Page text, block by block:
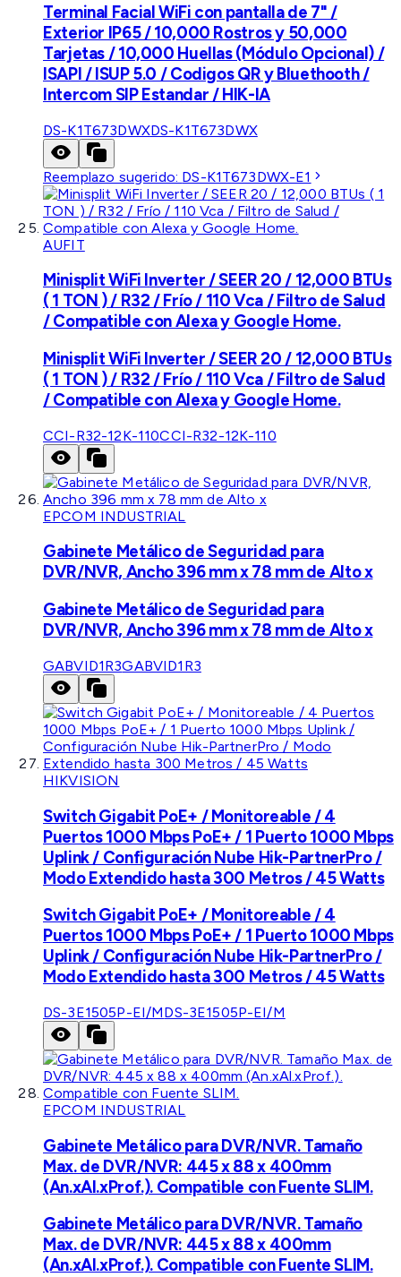
Terminal Facial WiFi con pantalla de 7" /
Exterior IP65 / 10,000 Rostros y 50,000
Tarjetas / 10,000 Huellas (Módulo Opcional) /
ISAPI / ISUP 5.0 / Codigos QR y Bluethooth /
Intercom SIP Estandar / HIK-IA
DS-K1T673DWXDS-K1T673DWX
Reemplazo sugerido: DS-K1T673DWX-E1
AUFIT
Minisplit WiFi Inverter / SEER 20 / 12,000 BTUs
( 1 TON ) / R32 / Frío / 110 Vca / Filtro de Salud
/ Compatible con Alexa y Google Home.
Minisplit WiFi Inverter / SEER 20 / 12,000 BTUs
( 1 TON ) / R32 / Frío / 110 Vca / Filtro de Salud
/ Compatible con Alexa y Google Home.
CCI-R32-12K-110CCI-R32-12K-110
EPCOM INDUSTRIAL
Gabinete Metálico de Seguridad para
DVR/NVR, Ancho 396 mm x 78 mm de Alto x
Gabinete Metálico de Seguridad para
DVR/NVR, Ancho 396 mm x 78 mm de Alto x
GABVID1R3GABVID1R3
HIKVISION
Switch Gigabit PoE+ / Monitoreable / 4
Puertos 1000 Mbps PoE+ / 1 Puerto 1000 Mbps
Uplink / Configuración Nube Hik-PartnerPro /
Modo Extendido hasta 300 Metros / 45 Watts
Switch Gigabit PoE+ / Monitoreable / 4
Puertos 1000 Mbps PoE+ / 1 Puerto 1000 Mbps
Uplink / Configuración Nube Hik-PartnerPro /
Modo Extendido hasta 300 Metros / 45 Watts
DS-3E1505P-EI/MDS-3E1505P-EI/M
EPCOM INDUSTRIAL
Gabinete Metálico para DVR/NVR. Tamaño
Max. de DVR/NVR: 445 x 88 x 400mm
(An.xAl.xProf.). Compatible con Fuente SLIM.
Gabinete Metálico para DVR/NVR. Tamaño
Max. de DVR/NVR: 445 x 88 x 400mm
(An.xAl.xProf.). Compatible con Fuente SLIM.